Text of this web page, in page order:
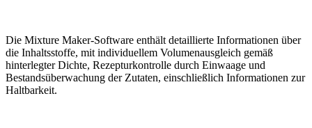
Die Mixture Maker-Software enthält detaillierte Informationen über
die Inhaltsstoffe, mit individuellem Volumenausgleich gemäß
hinterlegter Dichte, Rezepturkontrolle durch Einwaage und
Bestandsüberwachung der Zutaten, einschließlich Informationen zur
Haltbarkeit.